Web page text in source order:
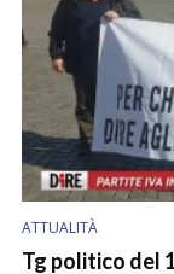
ATTUALITÀ
Tg politico del